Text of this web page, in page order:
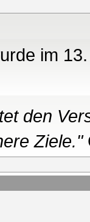
im
den
Ziele."